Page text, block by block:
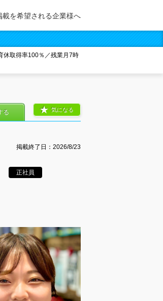
載を希望される企業様へ
休取得率100％／残業月7時
掲載終了日： 2026/8/23
正社員
気になる
る